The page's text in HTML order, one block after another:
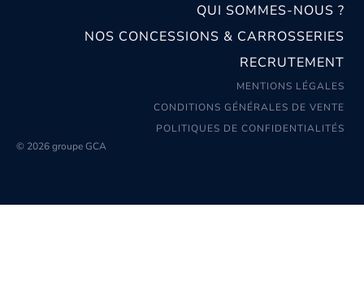
QUI SOMMES-NOUS ?
NOS CONCESSIONS & CARROSSERIES
RECRUTEMENT
MENTIONS LÉGALES
CONDITIONS GÉNÉRALES DE VENTE
POLITIQUES DE CONFIDENTIALITÉS
© 2026 groupe GCA